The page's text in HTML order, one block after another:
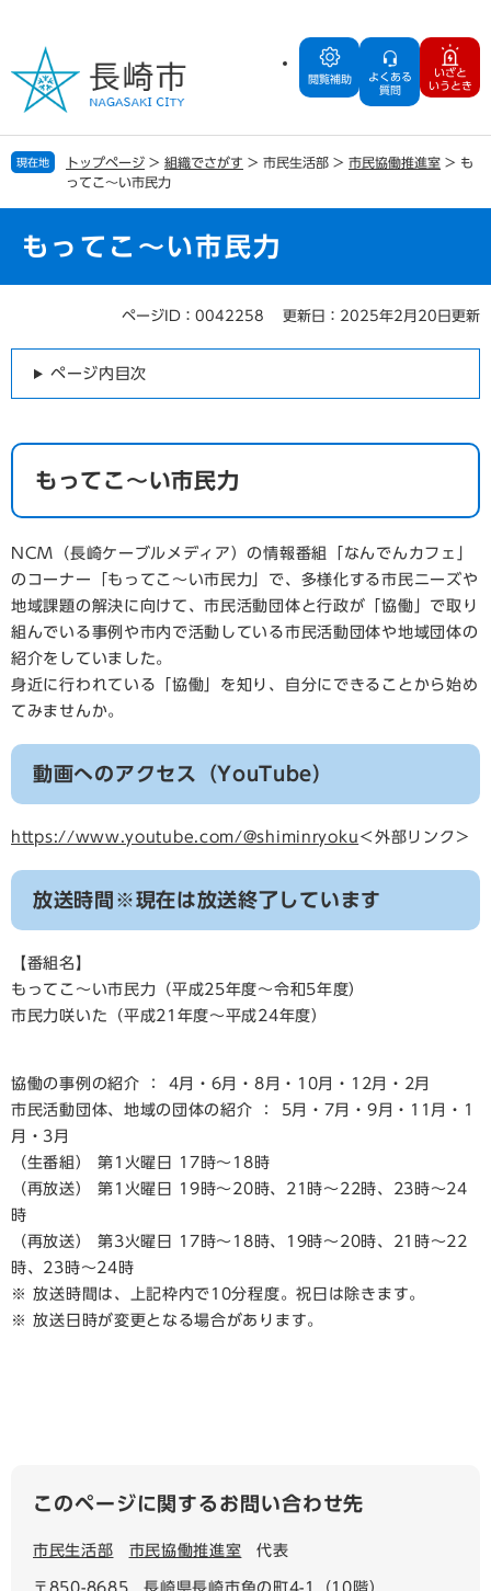
の
で
す
ー
ば
し
閲覧補助
よくある
質問
いざと
いうとき
現在地 トップページ > 組織でさがす > 市民生活部 > 市民協働推進室 > も
ってこ～い市民力
もってこ～い市民力
ページID：0042258 更新日：2025年2月20日更新
ページ内目次
もってこ～い市民力
NCM（長崎ケーブルメディア）の情報番組「なんでんカフェ」
のコーナー「もってこ～い市民力」で、多様化する市民ニーズや
地域課題の解決に向けて、市民活動団体と行政が「協働」で取り
組んでいる事例や市内で活動している市民活動団体や地域団体の
紹介をしていました。
身近に行われている「協働」を知り、自分にできることから始め
てみませんか。
動画へのアクセス（YouTube）
https://www.youtube.com/@shiminryoku ＜外部リンク＞
放送時間※現在は放送終了しています
【番組名】
もってこ～い市民力（平成25年度～令和5年度）
市民力咲いた（平成21年度～平成24年度）
​協働の事例の紹介 ： 4月・6月・8月・10月・12月・2月
市民活動団体、地域の団体の紹介 ： 5月・7月・9月・11月・1
月・3月
（生番組） 第1火曜日 17時～18時
（再放送） 第1火曜日 19時～20時、21時～22時、23時～24
時
（再放送） 第3火曜日 17時～18時、19時～20時、21時～22
時、23時～24時
※ 放送時間は、上記枠内で10分程度。祝日は除きます。
※ 放送日時が変更となる場合があります。
このページに関するお問い合わせ先
市民生活部 市民協働推進室 代表
〒850-8685
長崎県長崎市魚の町4-1（10階）